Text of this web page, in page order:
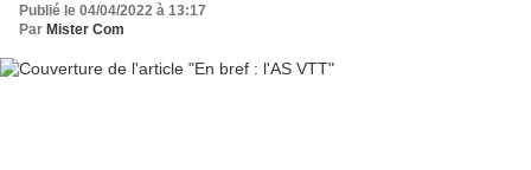
Publié le 04/04/2022 à 13:17
Par Mister Com